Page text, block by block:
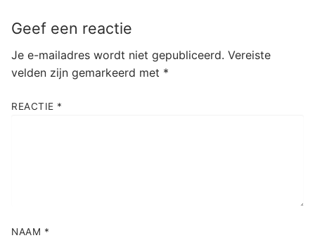
Geef een reactie
Je e-mailadres wordt niet gepubliceerd. Vereiste
velden zijn gemarkeerd met *
REACTIE *
NAAM *